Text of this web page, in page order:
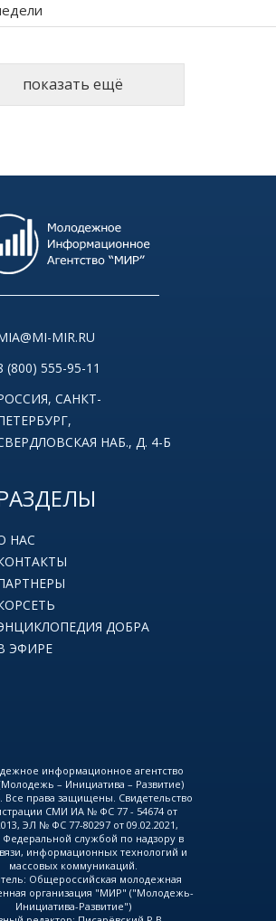
показать ещё
MIR.RU
(800) 555-95-11
САНКТ-
НАБ., Д. 4-Б
НАС
ДОБРА
ЭФИРЕ
информационное агентство
– Инициатива – Развитие)
Все права защищены. Свидетельство
СМИ ИА № ФС 77 - 54674 от
ЭЛ № ФС 77-80297 от 09.02.2021,
Федеральной службой по надзору в
информационных технологий и
массовых коммуникаций.
Общероссийская молодежная
организация "МИР" ("Молодежь-
Инициатива-Развитие")